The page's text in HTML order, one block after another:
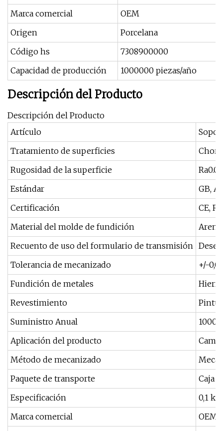
Marca comercial
OEM
Origen
Porcelana
Código hs
7308900000
Capacidad de producción
1000000 piezas/año
Descripción del Producto
Descripción del Producto
Artículo
Tratamiento de superficies
Rugosidad de la superficie
Estándar
GB,
Certificación
CE,
Material del molde de fundición
Arena
Recuento de uso del formulario de transmisión
Tolerancia de mecanizado
+/-
Fundición de metales
Revestimiento
Suministro Anual
Aplicación del producto
Método de mecanizado
Paquete de transporte
Caja
Especificación
0,1
Marca comercial
OEM